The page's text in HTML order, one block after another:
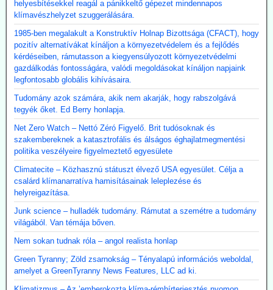
helyesbítésekkel reagál a pánikkeltő gépezet mindennapos
klímavészhelyzet szuggerálására.
1985-ben megalakult a Konstruktív Holnap Bizottsága (CFACT), hogy
pozitív alternatívákat kínáljon a környezetvédelem és a fejlődés
kérdéseiben, rámutasson a kiegyensúlyozott környezetvédelmi
gazdálkodás fontosságára, valódi megoldásokat kínáljon napjaink
legfontosabb globális kihívásaira.
Tudomány azok számára, akik nem akarják, hogy rabszolgává
tegyék őket. Ed Berry honlapja.
Net Zero Watch – Nettó Zéró Figyelő. Brit tudósoknak és
szakembereknek a katasztrofális és álságos éghajlatmegmentési
politika veszélyeire figyelmeztető egyesülete
Climatecite – Közhasznú státuszt élvező USA egyesület. Célja a
csalárd klímanarratíva hamisításainak leleplezése és
helyreigazítása.
Junk science – hulladék tudomány. Rámutat a szemétre a tudomány
világából. Van témája bőven.
Nem sokan tudnak róla – angol realista honlap
Green Tyranny; Zöld zsarnokság – Tényalapú információs weboldal,
amelyet a GreenTyranny News Features, LLC ad ki.